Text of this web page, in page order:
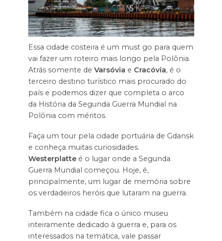
Essa cidade costeira é um must go para quem
vai fazer um roteiro mais longo pela Polônia.
Atrás somente de Varsóvia e Cracóvia, é o
terceiro destino turístico mais procurado do
país e podemos dizer que completa o arco
da História da Segunda Guerra Mundial na
Polônia com méritos.
Faça um tour pela cidade portuária de Gdansk
e conheça muitas curiosidades.
Westerplatteé o lugar onde a Segunda
Guerra Mundial começou. Hoje, é,
principalmente, um lugar de memória sobre
os verdadeiros heróis que lutaram na guerra.
Também na cidade fica o único museu
inteiramente dedicado à guerra e, para os
interessados na temática, vale passar